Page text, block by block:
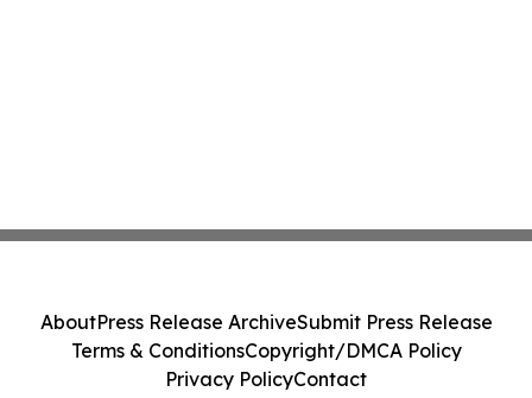
AboutPress Release ArchiveSubmit Press Release
Terms & ConditionsCopyright/DMCA Policy
Privacy PolicyContact